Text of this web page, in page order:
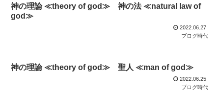
神の理論 ≪theory of god≫ 神の法 ≪natural law of
god≫
2022.06.27
ブログ時代
神の理論 ≪theory of god≫ 聖人 ≪man of god≫
2022.06.25
ブログ時代